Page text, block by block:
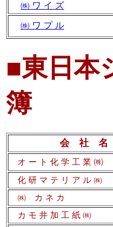
㈱ ワ イ ズ
㈱ ワ プ ル
■東日本
簿
会 社 名
オ ー ト 化 学 工 業 ㈱
化 研 マ テ リ ア ル ㈱
㈱ カ ネ カ
カ モ 井 加 工 紙 ㈱